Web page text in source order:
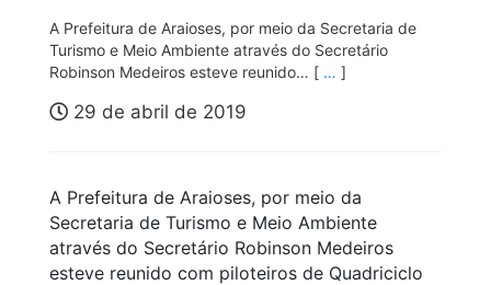
A Prefeitura de Araioses, por meio da Secretaria de
Turismo e Meio Ambiente através do Secretário
Robinson Medeiros esteve reunido… [ … ]
29 de abril de 2019
A Prefeitura de Araioses, por meio da
Secretaria de Turismo e Meio Ambiente
através do Secretário Robinson Medeiros
esteve reunido com piloteiros de Quadriciclo